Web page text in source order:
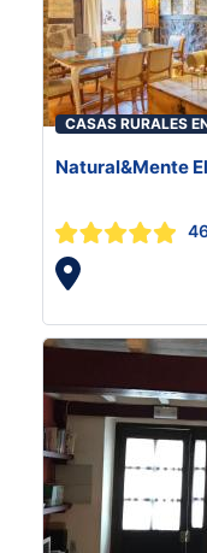
CASAS RURALES
Natural&Mente